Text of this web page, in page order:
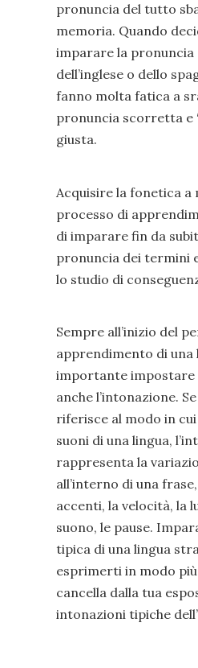
pronuncia del tutto
memoria. Quando
imparare la
dell’inglese o dello
fanno molta fatica a
pronuncia scorretta e
giusta.
Acquisire la fonetica a
processo di
di imparare fin da
pronuncia dei termini
lo studio di
Sempre all’inizio del
apprendimento di una
importante
anche l’intonazione.
riferisce al modo in
suoni di una lingua,
rappresenta la
all’interno di una
accenti, la velocità, la
suono, le pause.
tipica di una lingua
esprimerti in modo
cancella dalla tua
intonazioni tipiche